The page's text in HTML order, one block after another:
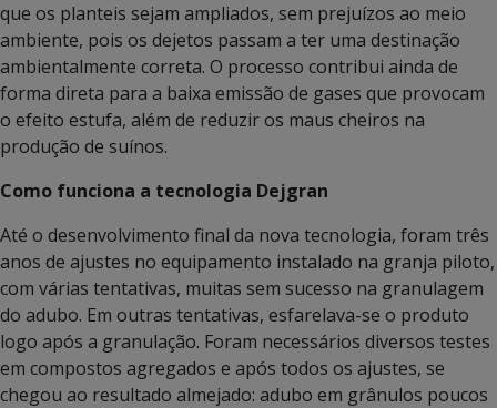
que os planteis sejam ampliados, sem prejuízos ao meio
ambiente, pois os dejetos passam a ter uma destinação
ambientalmente correta. O processo contribui ainda de
forma direta para a baixa emissão de gases que provocam
o efeito estufa, além de reduzir os maus cheiros na
produção de suínos.
Como funciona a tecnologia Dejgran
Até o desenvolvimento final da nova tecnologia, foram três
anos de ajustes no equipamento instalado na granja piloto,
com várias tentativas, muitas sem sucesso na granulagem
do adubo. Em outras tentativas, esfarelava-se o produto
logo após a granulação. Foram necessários diversos testes
em compostos agregados e após todos os ajustes, se
chegou ao resultado almejado: adubo em grânulos poucos